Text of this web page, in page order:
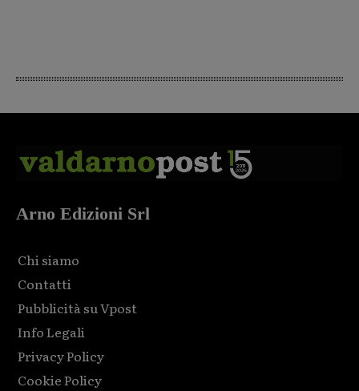
Arno Edizioni Srl
Chi siamo
Contatti
Pubblicità su Vpost
Info Legali
Privacy Policy
Cookie Policy